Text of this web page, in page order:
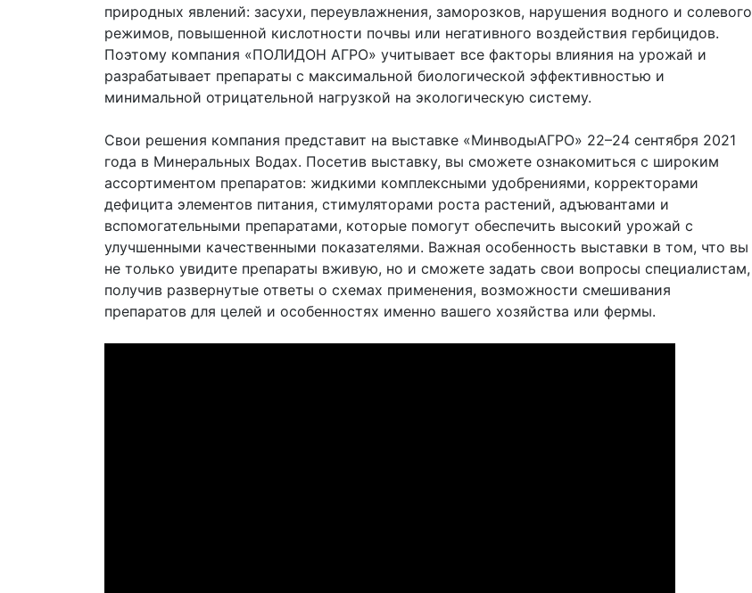
природных явлений: засухи, переувлажнения, заморозков, нарушения водного и солевого
режимов, повышенной кислотности почвы или негативного воздействия гербицидов.
Поэтому компания «ПОЛИДОН АГРО» учитывает все факторы влияния на урожай и
разрабатывает препараты с максимальной биологической эффективностью и
минимальной отрицательной нагрузкой на экологическую систему.
Свои решения компания представит на выставке «МинводыАГРО» 22–24 сентября 2021
года в Минеральных Водах. Посетив выставку, вы сможете ознакомиться с широким
ассортиментом препаратов: жидкими комплексными удобрениями, корректорами
дефицита элементов питания, стимуляторами роста растений, адъювантами и
вспомогательными препаратами, которые помогут обеспечить высокий урожай с
улучшенными качественными показателями. Важная особенность выставки в том, что вы
не только увидите препараты вживую, но и сможете задать свои вопросы специалистам,
получив развернутые ответы о схемах применения, возможности смешивания
препаратов для целей и особенностях именно вашего хозяйства или фермы.